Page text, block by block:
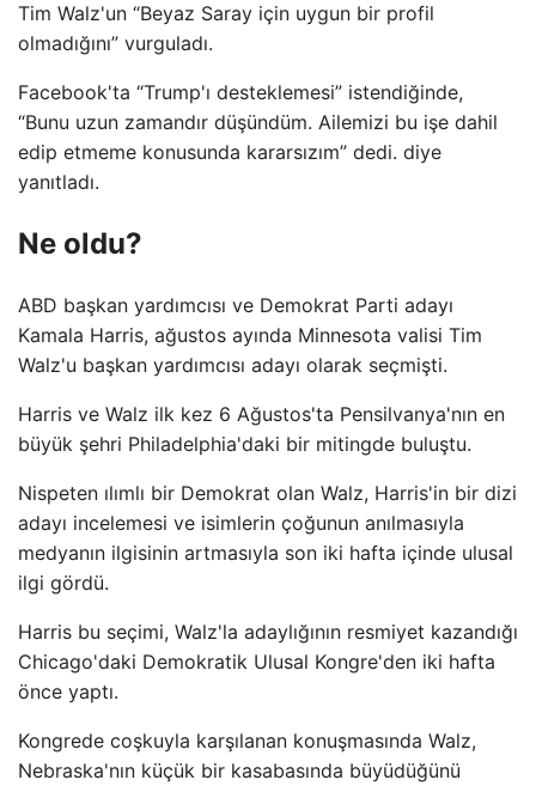
Tim Walz'un “Beyaz Saray için uygun bir profil
olmadığını” vurguladı.
Facebook'ta “Trump'ı desteklemesi” istendiğinde,
“Bunu uzun zamandır düşündüm. Ailemizi bu işe dahil
edip etmeme konusunda kararsızım” dedi. diye
yanıtladı.
Ne oldu?
ABD başkan yardımcısı ve Demokrat Parti adayı
Kamala Harris, ağustos ayında Minnesota valisi Tim
Walz'u başkan yardımcısı adayı olarak seçmişti.
Harris ve Walz ilk kez 6 Ağustos'ta Pensilvanya'nın en
büyük şehri Philadelphia'daki bir mitingde buluştu.
Nispeten ılımlı bir Demokrat olan Walz, Harris'in bir dizi
adayı incelemesi ve isimlerin çoğunun anılmasıyla
medyanın ilgisinin artmasıyla son iki hafta içinde ulusal
ilgi gördü.
Harris bu seçimi, Walz'la adaylığının resmiyet kazandığı
Chicago'daki Demokratik Ulusal Kongre'den iki hafta
önce yaptı.
Kongrede coşkuyla karşılanan konuşmasında Walz,
Nebraska'nın küçük bir kasabasında büyüdüğünü